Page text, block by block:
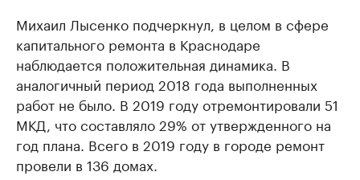
Михаил Лысенко подчеркнул, в целом в сфере
капитального ремонта в Краснодаре
наблюдается положительная динамика. В
аналогичный период 2018 года выполненных
работ не было. В 2019 году отремонтировали 51
МКД, что составляло 29% от утвержденного на
год плана. Всего в 2019 году в городе ремонт
провели в 136 домах.